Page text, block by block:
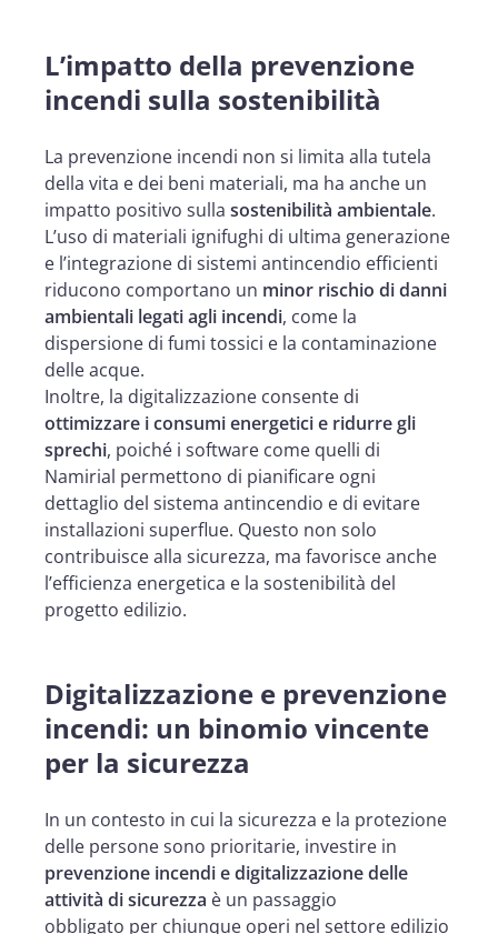
L’impatto della prevenzione
incendi sulla sostenibilità
La prevenzione incendi non si limita alla tutela
della vita e dei beni materiali, ma ha anche un
impatto positivo sulla sostenibilità ambientale.
L’uso di materiali ignifughi di ultima generazione
e l’integrazione di sistemi antincendio efficienti
riducono comportano un minor rischio di danni
ambientali legati agli incendi, come la
dispersione di fumi tossici e la contaminazione
delle acque.
Inoltre, la digitalizzazione consente di
ottimizzare i consumi energetici e ridurre gli
sprechi, poiché i software come quelli di
Namirial permettono di pianificare ogni
dettaglio del sistema antincendio e di evitare
installazioni superflue. Questo non solo
contribuisce alla sicurezza, ma favorisce anche
l’efficienza energetica e la sostenibilità del
progetto edilizio.
Digitalizzazione e prevenzione
incendi: un binomio vincente
per la sicurezza
In un contesto in cui la sicurezza e la protezione
delle persone sono prioritarie, investire in
prevenzione incendi e digitalizzazione delle
attività di sicurezza è un passaggio
obbligato per chiunque operi nel settore edilizio